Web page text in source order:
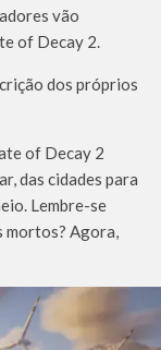
vão
of Decay 2.
dos próprios
of Decay 2
das cidades para
Lembre-se
mortos? Agora,